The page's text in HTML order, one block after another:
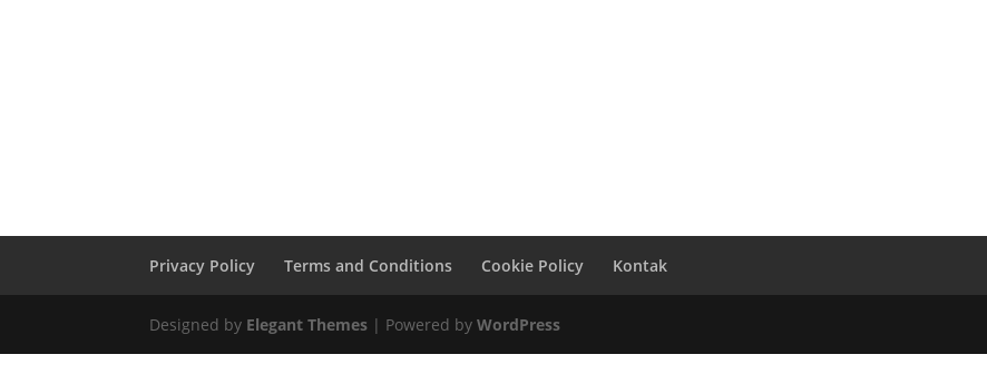
Privacy Policy Terms and Conditions Cookie Policy Kontak
Designed by Elegant Themes | Powered byWordPress